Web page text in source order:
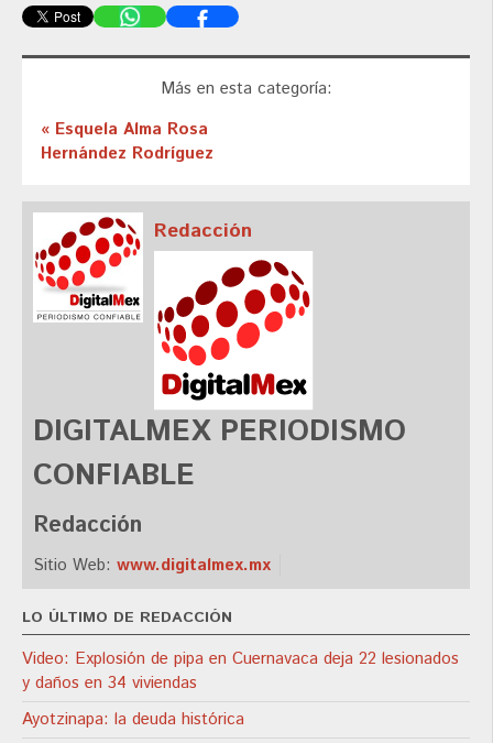
Más en esta categoría:
« Esquela Alma Rosa
Hernández Rodríguez
Redacción
DIGITALMEX PERIODISMO
CONFIABLE
Redacción
Sitio Web: www.digitalmex.mx
LO ÚLTIMO DE REDACCIÓN
Video: Explosión de pipa en Cuernavaca deja 22 lesionados
y daños en 34 viviendas
Ayotzinapa: la deuda histórica